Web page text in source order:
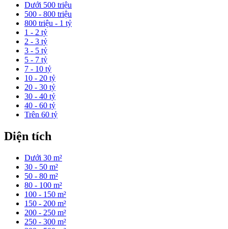
Dưới 500 triệu
500 - 800 triệu
800 triệu - 1 tỷ
1 - 2 tỷ
2 - 3 tỷ
3 - 5 tỷ
5 - 7 tỷ
7 - 10 tỷ
10 - 20 tỷ
20 - 30 tỷ
30 - 40 tỷ
40 - 60 tỷ
Trên 60 tỷ
Diện tích
Dưới 30 m²
30 - 50 m²
50 - 80 m²
80 - 100 m²
100 - 150 m²
150 - 200 m²
200 - 250 m²
250 - 300 m²